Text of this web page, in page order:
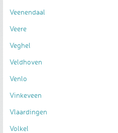
Veenendaal
Veere
Veghel
Veldhoven
Venlo
Vinkeveen
Vlaardingen
Volkel